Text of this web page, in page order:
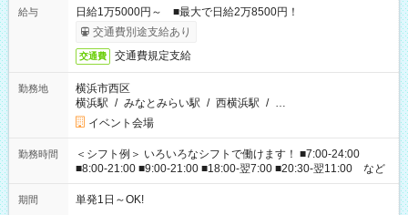
給与
日給1万5000円～ ■最大で日給2万8500円！
交通費別途支給あり
交通費 交通費規定支給
勤務地
横浜市西区
横浜駅 / みなとみらい駅 / 西横浜駅 / …
イベント会場
勤務時間
＜シフト例＞ いろいろなシフトで働けます！ ■7:00-24:00
■8:00-21:00 ■9:00-21:00 ■18:00-翌7:00 ■20:30-翌11:00 など
期間 単発1日～OK!